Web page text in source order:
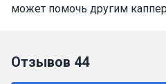
может помочь другим
Отзывов 44